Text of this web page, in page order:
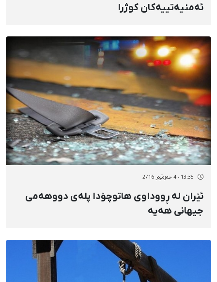
ئەمنیەتییەکان کوژرا
13:35 - 4 خەزەڵوەر 2716
ئێران لە ڕووداوی هاتوچۆدا پلەی دووهەمی
جیهانی هەیە